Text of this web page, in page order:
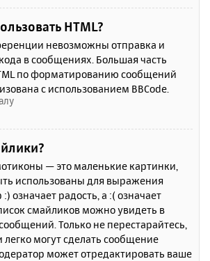
HTML?
невозможны отправка и
в сообщениях. Большая часть
по форматированию сообщений
с использованием BBCode.
— это маленькие картинки,
использованы для выражения
означает радость, а :( означает
смайликов можно увидеть в
Только не перестарайтесь,
легко могут сделать сообщение
может отредактировать ваше